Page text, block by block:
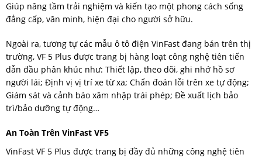
Giúp nâng tầm trải nghiệm và kiến tạo một phong cách sống
đẳng cấp, văn minh, hiện đại cho người sở hữu.
Ngoài ra, tương tự các mẫu ô tô điện VinFast đang bán trên thị
trường, VF 5 Plus được trang bị hàng loạt công nghệ tiên tiến
dẫn đầu phân khúc như: Thiết lập, theo dõi, ghi nhớ hồ sơ
người lái; Định vị vị trí xe từ xa; Chẩn đoán lỗi trên xe tự động;
Giám sát và cảnh báo xâm nhập trái phép; Đề xuất lịch bảo
trì/bảo dưỡng tự động…
An Toàn Trên VinFast VF5
VinFast VF 5 Plus được trang bị đầy đủ những công nghệ tiên